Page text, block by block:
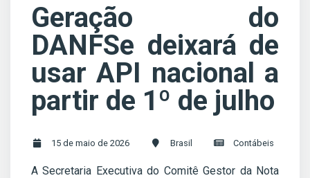
Geração do
DANFSe deixará de
usar API nacional a
partir de 1º de julho
15 de maio de 2026 Brasil Contábeis
A Secretaria Executiva do Comitê Gestor da Nota